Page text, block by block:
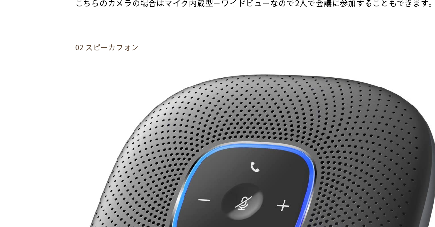
こちらのカメラの場合はマイク内蔵型＋ワイドビューなので2人で会議に参加することもできます
02.スピーカフォン